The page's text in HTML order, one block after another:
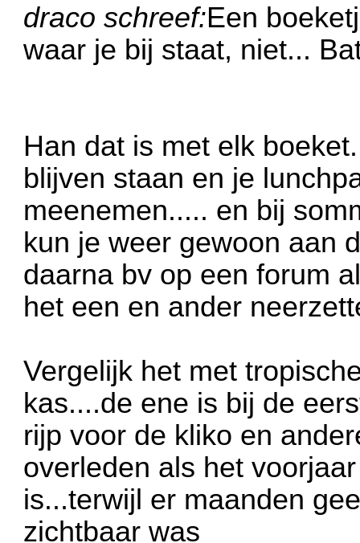
draco schreef:Een
waar je bij staat, niet...
Han dat is met elk
blijven staan en je
meenemen..... en bij
kun je weer gewoon aan
daarna bv op een forum
het een en ander
Vergelijk het met
kas....de ene is bij de
rijp voor de kliko en
overleden als het
is...terwijl er maanden
zichtbaar was